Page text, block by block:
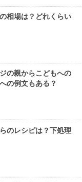
相場は？どれくらい
の親からこどもへの
の例文もある？
のレシピは？下処理